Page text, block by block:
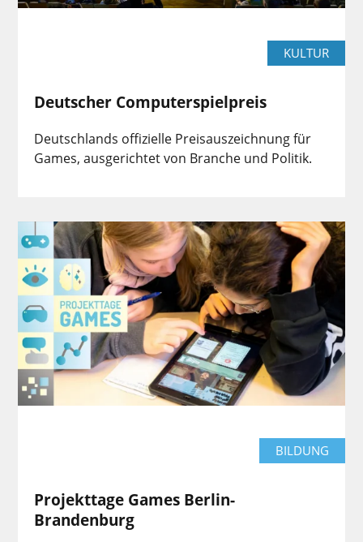
KULTUR
Deutscher Computerspielpreis
Deutschlands offizielle Preisauszeichnung für
Games, ausgerichtet von Branche und Politik.
BILDUNG
Projekttage Games Berlin-
Brandenburg